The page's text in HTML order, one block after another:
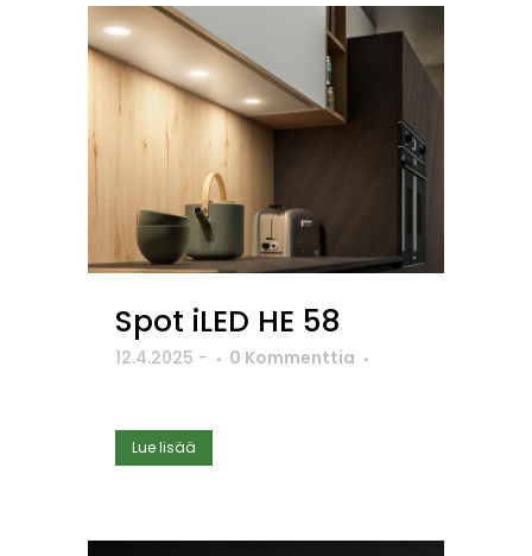
Spot iLED HE 58
12.4.2025 - 0 Kommenttia
Lue lisää